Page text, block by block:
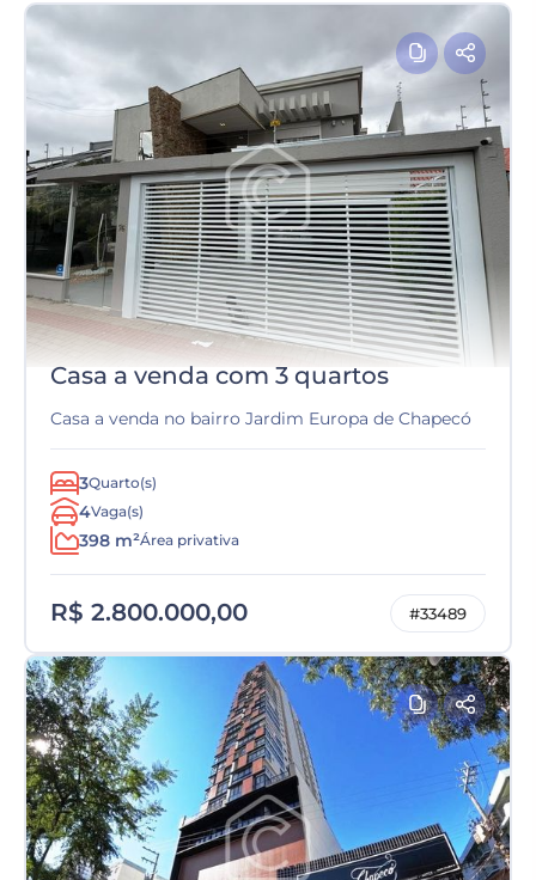
Casa a venda com 3 quartos
Casa a venda no bairro Jardim Europa de Chapecó
3Quarto(s)
4Vaga(s)
398 m²Área privativa
R$ 2.800.000,00 #33489